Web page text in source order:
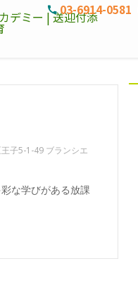
03-6914-0581
子5-1-49 ブランシエ
な学びがある放課